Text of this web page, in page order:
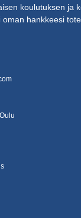
koulutuksen ja
hankkeesi